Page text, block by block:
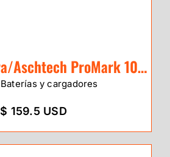
Batería Spectra/Aschtech ProMark 100/20
Baterías y cargadores
$ 159.5 USD